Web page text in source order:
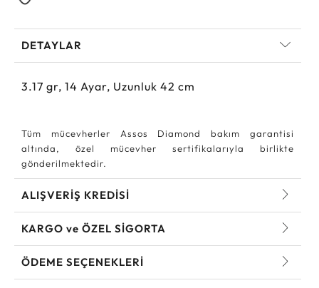
DETAYLAR
3.17 gr, 14 Ayar, Uzunluk 42 cm
Tüm mücevherler Assos Diamond bakım garantisi
altında, özel mücevher sertifikalarıyla birlikte
gönderilmektedir.
ALIŞVERİŞ KREDİSİ
KARGO ve ÖZEL SİGORTA
ÖDEME SEÇENEKLERİ